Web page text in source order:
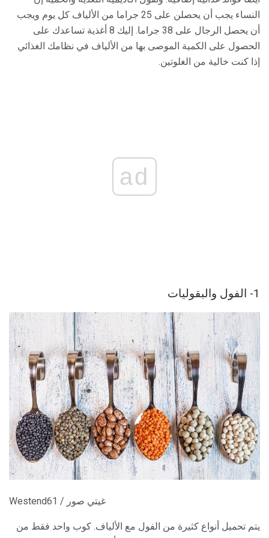
النساء يجب أن يحصلن على 25 جراما من الألياف كل يوم ويجب
أن يحصل الرجال على 38 جراما. إليك 8 أغذية تساعدك على
الحصول على الكمية الموصى بها من الألياف في نظامك الغذائي
إذا كنت خالية من الغلوتين.
ad
1- الفول والبقوليات
Westend61 / غيتي صور
يتم تحميل أنواع كثيرة من الفول مع الألياف. كوب واحد فقط من